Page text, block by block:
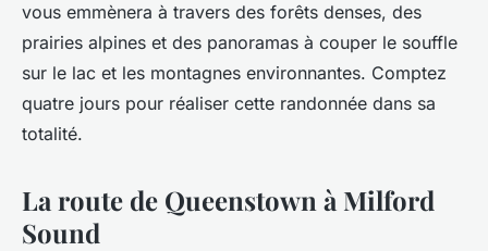
vous emmènera à travers des forêts denses, des
prairies alpines et des panoramas à couper le souffle
sur le lac et les montagnes environnantes. Comptez
quatre jours pour réaliser cette randonnée dans sa
totalité.
La route de Queenstown à Milford
Sound